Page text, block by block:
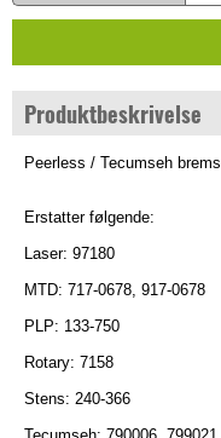
Produktbeskrivelse
Peerless / Tecumseh
Erstatter følgende:
Laser: 97180
MTD: 717-0678, 917-0678
PLP: 133-750
Rotary: 7158
Stens: 240-366